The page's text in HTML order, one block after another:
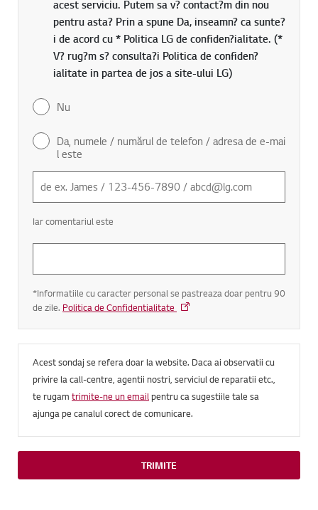
acest serviciu. Putem sa v? contact?m din nou
pentru asta? Prin a spune Da, inseamn? ca sunte?
i de acord cu * Politica LG de confiden?ialitate. (*
V? rug?m s? consulta?i Politica de confiden?
ialitate in partea de jos a site-ului LG)
Nu
Da, numele / numărul de telefon / adresa de e-mai
l este
Iar comentariul este
*Informatiile cu caracter personal se pastreaza doar pentru 90
de zile. Politica de Confidentialitate
Acest sondaj se refera doar la website. Daca ai observatii cu
privire la call-centre, agentii nostri, serviciul de reparatii etc.,
te rugam trimite-ne un emailpentru ca sugestiile tale sa
ajunga pe canalul corect de comunicare.
TRIMITE